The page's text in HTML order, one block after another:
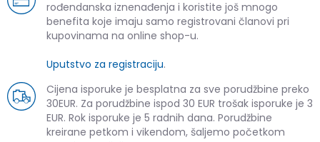
rođendanska iznenađenja i koristite još mnogo
benefita koje imaju samo registrovani članovi pri
kupovinama na online shop-u.
Uputstvo za registraciju.
Cijena isporuke je besplatna za sve porudžbine preko
30EUR. Za porudžbine ispod 30 EUR trošak isporuke je 3
EUR. Rok isporuke je 5 radnih dana. Porudžbine
kreirane petkom i vikendom, šaljemo početkom